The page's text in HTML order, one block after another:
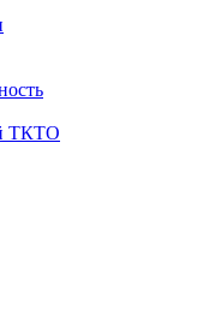
ТКТО